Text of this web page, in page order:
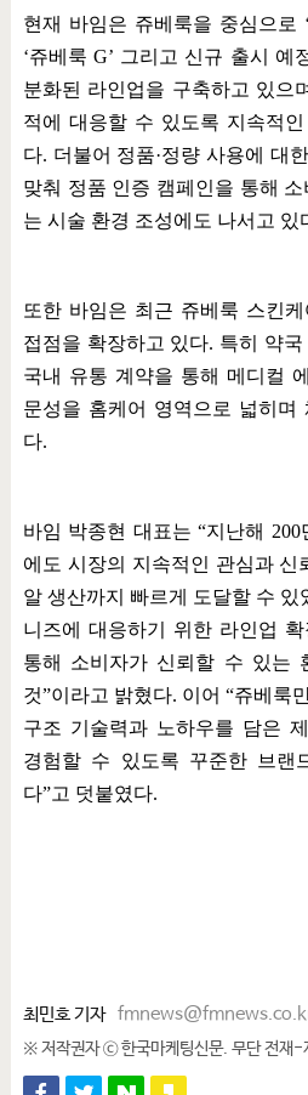
현재 바임은 쥬베룩을 중심으로 ‘
‘쥬베룩G’ 그리고 신규 출시 예
분화된 라인업을 구축하고 있으
적에 대응할 수 있도록 지속적
다. 더불어 정품·정량 사용에 대
맞춰 정품 인증 캠페인을 통해
는 시술 환경 조성에도 나서고 있
또한 바임은 최근 쥬베룩 스킨
접점을 확장하고 있다. 특히 약
국내 유통 계약을 통해 메디컬
문성을 홈케어 영역으로 넓히며
다.
바임 박종현 대표는“지난해 200
에도 시장의 지속적인 관심과
알 생산까지 빠르게 도달할 수 있
니즈에 대응하기 위한 라인업
통해 소비자가 신뢰할 수 있는
것”이라고 밝혔다. 이어 “쥬베룩
구조 기술력과 노하우를 담은
경험할 수 있도록 꾸준한 브랜
다”고 덧붙였다.
최민호 기자
※ 저작권자 ⓒ 한국마케팅신문. 무단 전재-